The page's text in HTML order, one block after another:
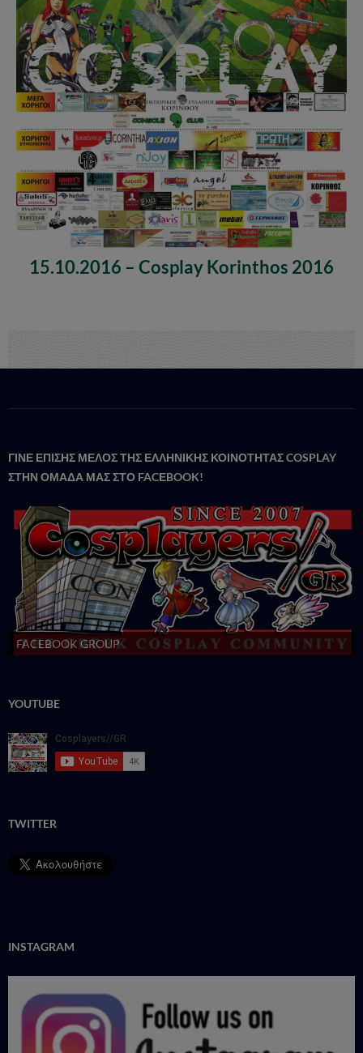
15.10.2016 – Cosplay Korinthos 2016
ΓΙΝΕ ΕΠΙΣΗΣ ΜΕΛΟΣ ΤΗΣ ΕΛΛΗΝΙΚΗΣ ΚΟΙΝΟΤΗΤΑΣ COSPLAY
ΣΤΗΝ ΟΜΑΔΑ ΜΑΣ ΣΤΟ FACΕBOOK!
FACEBOOK GROUP
YOUTUBE
TWITTER
INSTAGRAM